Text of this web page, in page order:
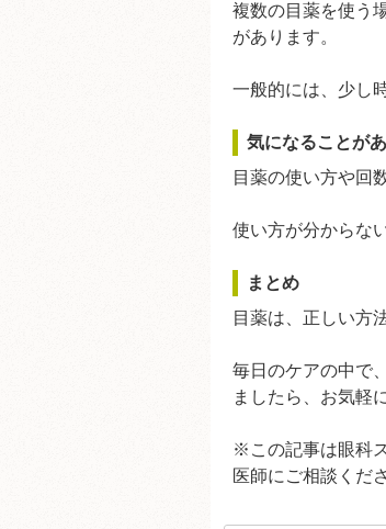
複数の目薬を使う
があります。
一般的には、少し
気になることが
目薬の使い方や回
使い方が分からな
まとめ
目薬は、正しい方
毎日のケアの中で
ましたら、お気軽
※この記事は眼科
医師にご相談くだ